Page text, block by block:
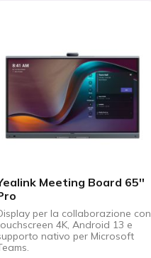
Meeting Board 65''
per la collaborazione con
4K, Android 13 e
nativo per Microsoft